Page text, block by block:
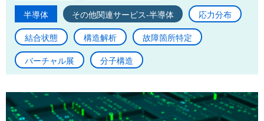
半導体 その他関連サービス-半導体 応力分布
結合状態 構造解析 故障箇所特定
バーチャル展 分子構造